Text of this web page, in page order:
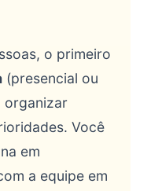
o primeiro
(presencial ou
organizar
Você
em
a equipe em